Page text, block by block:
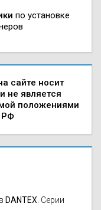
по установке
сайте носит
не является
положениями
РФ
DANTEX . Серии